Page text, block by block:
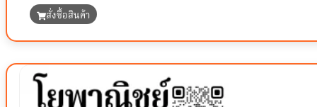
สั่งซื้อสินค้า